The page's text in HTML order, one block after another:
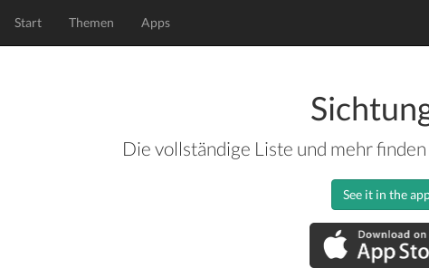
Start Themen Apps
Die vollständige Liste und mehr
See it in the